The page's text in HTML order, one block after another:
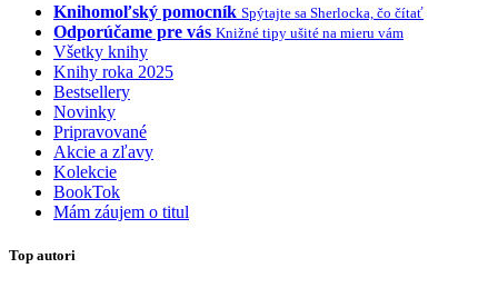
Knihomoľský pomocník Spýtajte sa Sherlocka, čo čítať
Odporúčame pre vás Knižné tipy ušité na mieru vám
Všetky knihy
Knihy roka 2025
Bestsellery
Novinky
Pripravované
Akcie a zľavy
Kolekcie
BookTok
Mám záujem o titul
Top autori